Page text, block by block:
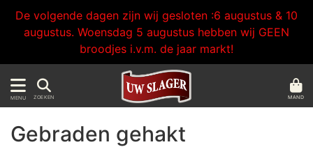
De volgende dagen zijn wij gesloten :6 augustus & 10
augustus. Woensdag 5 augustus hebben wij GEEN
broodjes i.v.m. de jaar markt!
MENU ZOEKEN MAND
Gebraden gehakt